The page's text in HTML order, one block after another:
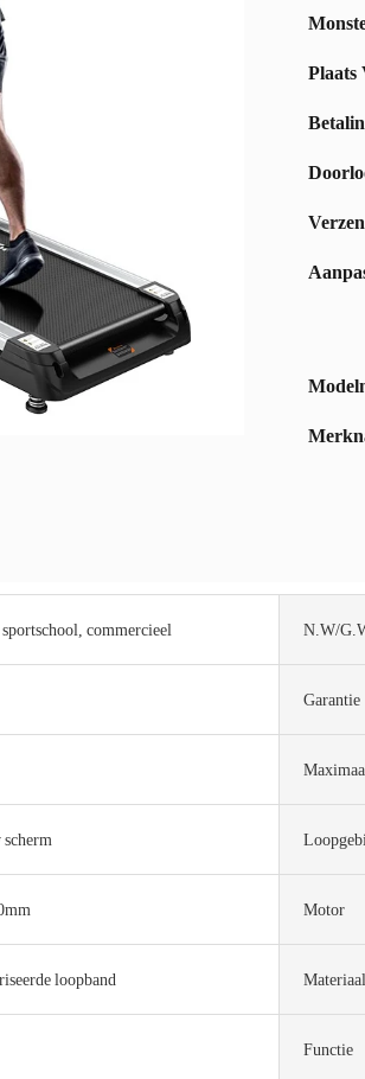
Plaats
commercieel N.W/
Garantie
Motor
loopband Materiaal
Functie